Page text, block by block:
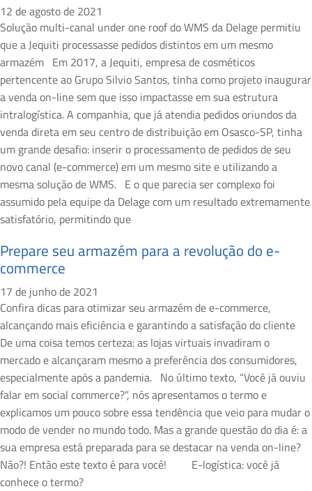
12 de agosto de 2021
Solução multi-canal under one roof do WMS da Delage permitiu
que a Jequiti processasse pedidos distintos em um mesmo
armazém Em 2017, a Jequiti, empresa de cosméticos
pertencente ao Grupo Silvio Santos, tinha como projeto inaugurar
a venda on-line sem que isso impactasse em sua estrutura
intralogística. A companhia, que já atendia pedidos oriundos da
venda direta em seu centro de distribuição em Osasco-SP, tinha
um grande desafio: inserir o processamento de pedidos de seu
novo canal (e-commerce) em um mesmo site e utilizando a
mesma solução de WMS. E o que parecia ser complexo foi
assumido pela equipe da Delage com um resultado extremamente
satisfatório, permitindo que
Prepare seu armazém para a revolução do e-
commerce
17 de junho de 2021
Confira dicas para otimizar seu armazém de e-commerce,
alcançando mais eficiência e garantindo a satisfação do cliente
De uma coisa temos certeza: as lojas virtuais invadiram o
mercado e alcançaram mesmo a preferência dos consumidores,
especialmente após a pandemia. No último texto, “Você já ouviu
falar em social commerce?”, nós apresentamos o termo e
explicamos um pouco sobre essa tendência que veio para mudar o
modo de vender no mundo todo. Mas a grande questão do dia é: a
sua empresa está preparada para se destacar na venda on-line?
Não?! Então este texto é para você! E-logística: você já
conhece o termo?